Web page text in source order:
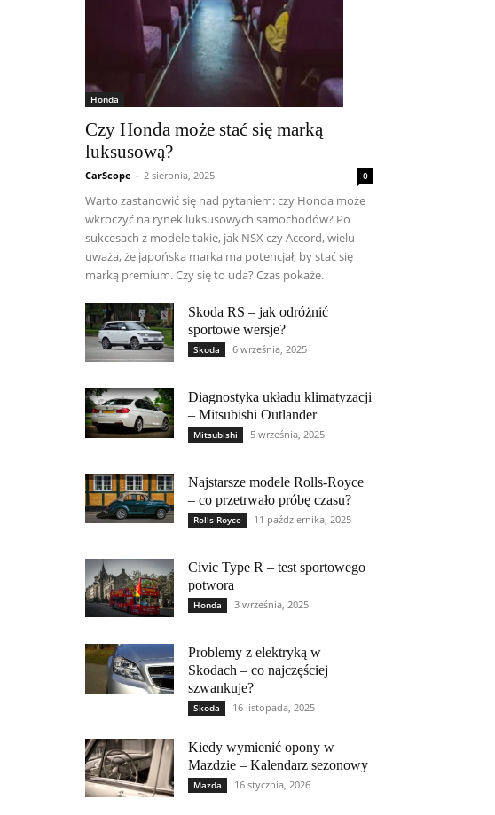
Honda
Czy Honda może stać się marką
luksusową?
CarScope - 2 sierpnia, 2025 0
Warto zastanowić się nad pytaniem: czy Honda może
wkroczyć na rynek luksusowych samochodów? Po
sukcesach z modele takie, jak NSX czy Accord, wielu
uważa, że japońska marka ma potencjał, by stać się
marką premium. Czy się to uda? Czas pokaże.
Skoda RS – jak odróżnić
sportowe wersje?
Skoda 6 września, 2025
Diagnostyka układu klimatyzacji
– Mitsubishi Outlander
Mitsubishi 5 września, 2025
Najstarsze modele Rolls-Royce
– co przetrwało próbę czasu?
Rolls-Royce 11 października, 2025
Civic Type R – test sportowego
potwora
Honda 3 września, 2025
Problemy z elektryką w
Skodach – co najczęściej
szwankuje?
Skoda 16 listopada, 2025
Kiedy wymienić opony w
Mazdzie – Kalendarz sezonowy
Mazda 16 stycznia, 2026